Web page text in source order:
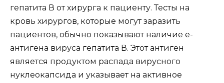
гепатита В от хирурга к пациенту. Тесты на
кровь хирургов, которые могут заразить
пациентов, обычно показывают наличие е-
антигена вируса гепатита В. Этот антиген
является продуктом распада вирусного
нуклеокапсида и указывает на активное